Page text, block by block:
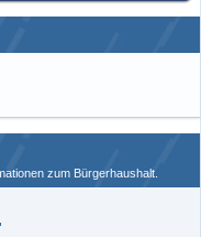
zum Bürgerhaushalt.